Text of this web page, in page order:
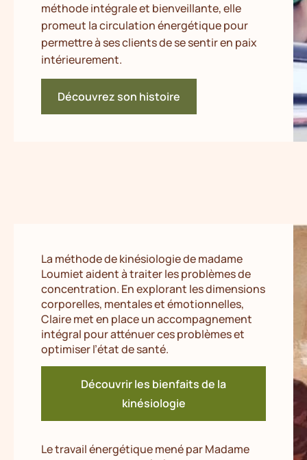
méthode intégrale et bienveillante, elle
promeut la circulation énergétique pour
permettre à ses clients de se sentir en paix
intérieurement.
Découvrez son histoire
La méthode de kinésiologie de madame
Loumiet aident à traiter les problèmes de
concentration. En explorant les dimensions
corporelles, mentales et émotionnelles,
Claire met en place un accompagnement
intégral pour atténuer ces problèmes et
optimiser l’état de santé.
Découvrir les bienfaits de la
kinésiologie
Le travail énergétique mené par Madame